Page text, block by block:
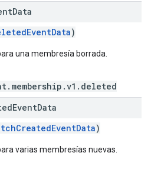
Data
)
una membresía borrada.
EventData
)
varias membresías nuevas.